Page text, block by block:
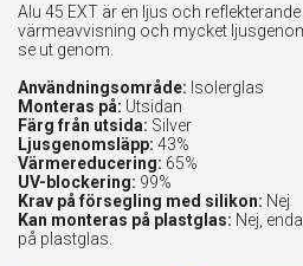
Alu 45 EXT är en ljus och
värmeavvisning och mycket
se ut genom.
Användningsområde: Isolerglas
Monteras på: Utsidan
Färg från utsida: Silver
Ljusgenomsläpp: 43%
Värmereducering: 65%
UV-blockering: 99%
Krav på försegling med silikon: Nej
Kan monteras på plastglas: Nej,
på plastglas.